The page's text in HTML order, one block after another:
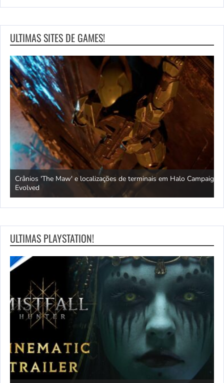
ULTIMAS SITES DE GAMES!
Crânios 'The Maw' e localizações de terminais em Halo Campaign
Evolved
ULTIMAS PLAYSTATION!